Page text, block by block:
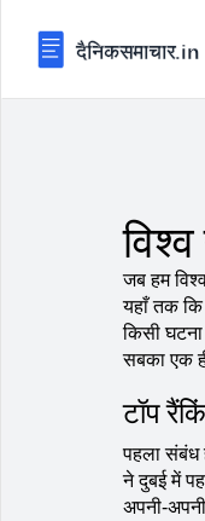
जब हम
यहाँ तक कि
किसी
सबका एक
टॉप
पहला
ने दुबई में